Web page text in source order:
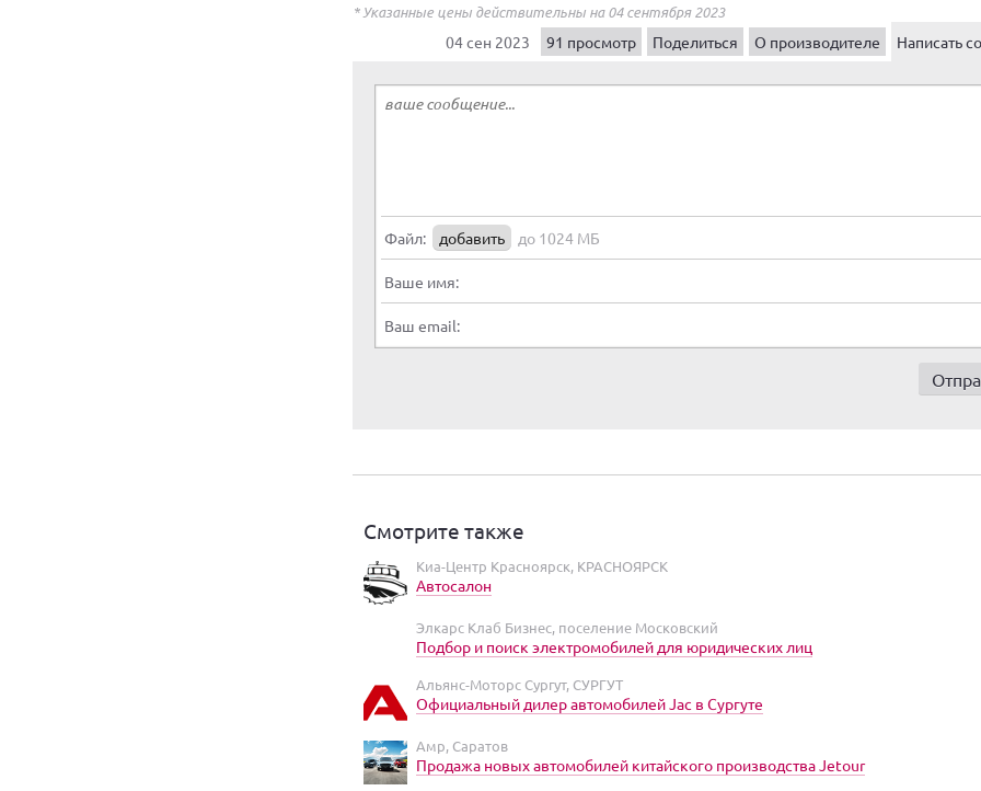
* Указанные цены действительны на 04 сентября 2023
04 сен 2023
91 просмотр Поделиться О производителе Написать
Файл: добавить до 1024 МБ
Ваше имя:
Ваш email:
Смотрите также
Киа-Центр Красноярск, КРАСНОЯРСК
Автосалон
Элкарс Клаб Бизнес, поселение Московский
Подбор и поиск электромобилей для юридических лиц
Альянс-Моторс Сургут, СУРГУТ
Официальный дилер автомобилей Jac в Сургуте
Амр, Саратов
Продажа новых автомобилей китайского производства Jetour